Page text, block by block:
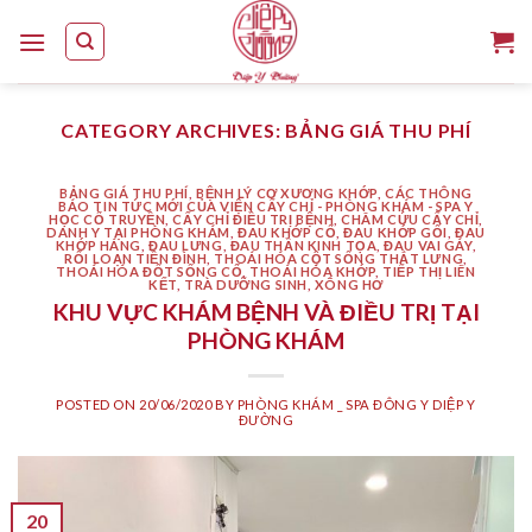
CATEGORY ARCHIVES: BẢNG GIÁ THU PHÍ
BẢNG GIÁ THU PHÍ ,BỆNH LÝ CƠ XƯƠNG KHỚP CÁC THÔNG
BÁO TIN TỨC MỚI CỦA VIỆN CẤY CHỈ - PHÒNG KHÁM - SPA Y
HỌC CỔ TRUYỀN ,CẤY CHỈ ĐIỀU TRỊ BỆNH ,CHÂM CỨU CẤY CHỈ
DANH Y TẠI PHÒNG KHÁM
,ĐAU KHỚP CỔ ,ĐAU KHỚP GỐI ,ĐAU
KHỚP HÁNG
,ĐAU LƯNG ĐAU THẦN KINH TỌA ,ĐAU VAI GÁY,
RỐI LOẠN TIỀN ĐÌNH
THOÁI HÓA CỘT SỐNG THẮT LƯNG
THOÁI HÓA ĐỐT SỐNG CỔ
THOÁI HÓA KHỚP TIẾP THỊ LIÊN
KẾT
TRÀ DƯỠNG SINH XÔNG HƠ
KHU VỰC KHÁM BỆNH VÀ ĐIỀU TRỊ TẠI
PHÒNG KHÁM
POSTED ON 20/06/2020BY PHÒNG KHÁM _ SPA ĐÔNG Y DIỆP Y
ĐƯỜNG
20